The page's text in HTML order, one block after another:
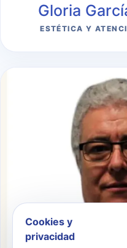
Gloria
ESTÉTICA Y
Cookies y
privacidad